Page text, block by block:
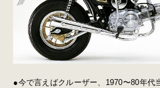
●今で言えばクルーザー、1970〜80年代